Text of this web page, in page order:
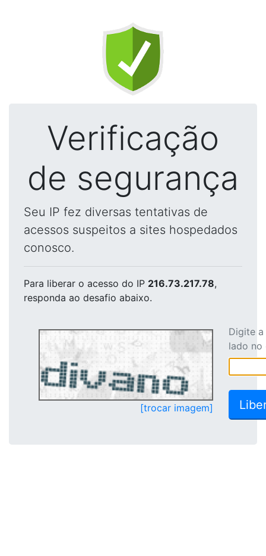
Verificação
de segurança
Seu IP fez diversas tentativas de
acessos suspeitos a sites hospedados
conosco.
Para liberar o acesso do IP 216.73.217.78,
responda ao desafio abaixo.
[trocar imagem]
Digite
lado no